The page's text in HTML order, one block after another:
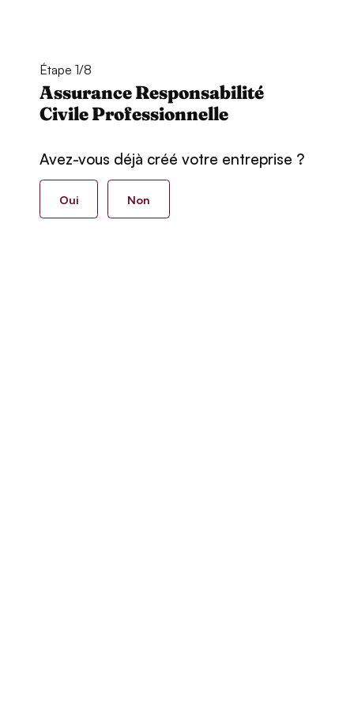
Étape 1/8
Assurance Responsabilité
Civile Professionnelle
Avez-vous déjà créé votre entreprise ?
Oui Non